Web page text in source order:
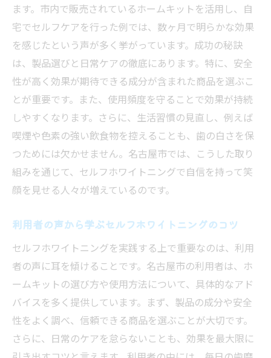
ます。市内で販売されているホームキットを活用し、自
宅でセルフケアを行った例では、数ヶ月で明らかな効果
を感じたという声が多く挙がっています。成功の秘訣
は、製品選びと日常ケアの徹底にあります。特に、安全
性が高く効果が期待できる成分が含まれた商品を選ぶこ
とが重要です。また、使用頻度を守ることで効果が持続
しやすくなります。さらに、生活習慣の見直し、例えば
喫煙や色素の強い飲食物を控えることも、歯の白さを保
つためには欠かせません。名古屋市では、こうした取り
組みを通じて、セルフホワイトニングで自信を持って笑
顔を見せる人々が増えているのです。
利用者の声から学ぶセルフホワイトニングのコツ
セルフホワイトニングを実践する上で重要なのは、利用
者の声に耳を傾けることです。名古屋市の利用者は、ホ
ームキットの選び方や使用方法について、具体的なアド
バイスを多く提供しています。まず、製品の成分や安全
性をよく調べ、信頼できる商品を選ぶことが大切です。
さらに、日常のケアを怠らないことも、効果を最大限に